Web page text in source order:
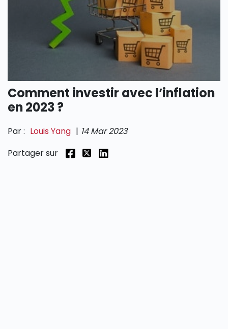
CATÉGORIES
SECTIONS
Comment investir avec l’inflation
en 2023 ?
Par : Louis Yang | 14 Mar 2023
Partager sur